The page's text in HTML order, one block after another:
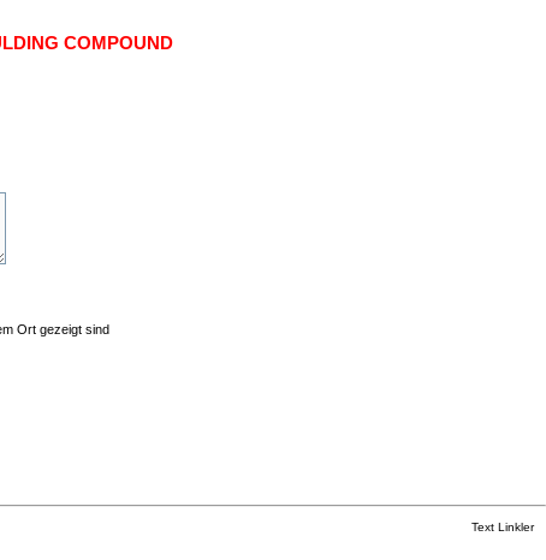
COMPOUND
Ort gezeigt sind
Text Linkler